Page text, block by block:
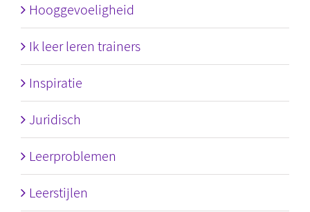
Hooggevoeligheid
Ik leer leren trainers
Inspiratie
Juridisch
Leerproblemen
Leerstijlen